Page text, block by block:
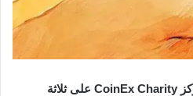
فيما يتعلق بالتعليم الخيري ، تركز CoinEx Charity على ثلاثة